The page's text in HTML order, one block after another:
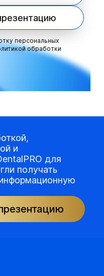
персональных
обработки
и
для
получать